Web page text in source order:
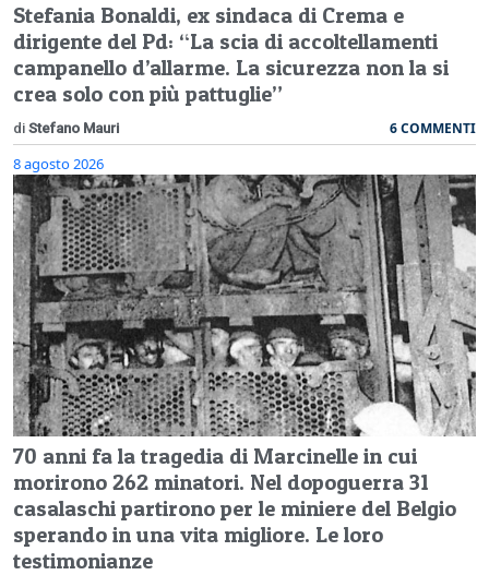
Stefania Bonaldi, ex sindaca di Crema e
dirigente del Pd: “La scia di accoltellamenti
campanello d’allarme. La sicurezza non la si
crea solo con più pattuglie”
di Stefano Mauri 6 COMMENTI
8 agosto 2026
70 anni fa la tragedia di Marcinelle in cui
morirono 262 minatori. Nel dopoguerra 31
casalaschi partirono per le miniere del Belgio
sperando in una vita migliore. Le loro
testimonianze